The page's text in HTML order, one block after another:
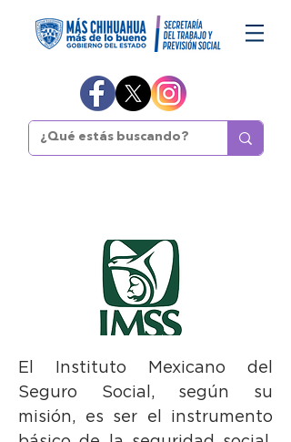
El Instituto Mexicano del
Seguro Social, según su
misión, es ser el instrumento